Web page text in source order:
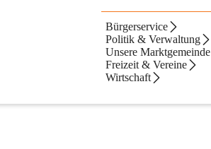
Bürgerservice
Politik & Verwaltung
Unsere Marktgemeinde
Freizeit & Vereine
Wirtschaft